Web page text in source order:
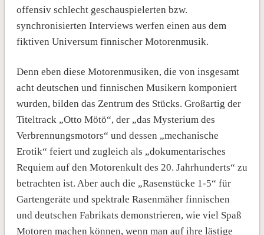
offensiv schlecht geschauspielerten bzw.
synchronisierten Interviews werfen einen aus dem
fiktiven Universum finnischer Motorenmusik.
Denn eben diese Motorenmusiken, die von insgesamt
acht deutschen und finnischen Musikern komponiert
wurden, bilden das Zentrum des Stücks. Großartig der
Titeltrack „Otto Mötö“, der „das Mysterium des
Verbrennungsmotors“ und dessen „mechanische
Erotik“ feiert und zugleich als „dokumentarisches
Requiem auf den Motorenkult des 20. Jahrhunderts“ zu
betrachten ist. Aber auch die „Rasenstücke 1-5“ für
Gartengeräte und spektrale Rasenmäher finnischen
und deutschen Fabrikats demonstrieren, wie viel Spaß
Motoren machen können, wenn man auf ihre lästige